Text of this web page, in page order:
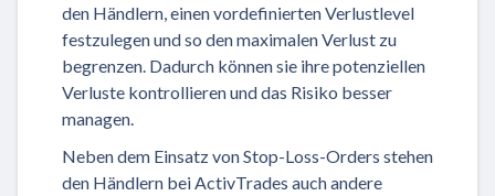
den Händlern, einen vordefinierten Verlustlevel
festzulegen und so den maximalen Verlust zu
begrenzen. Dadurch können sie ihre potenziellen
Verluste kontrollieren und das Risiko besser
managen.
Neben dem Einsatz von Stop-Loss-Orders stehen
den Händlern bei ActivTrades auch andere